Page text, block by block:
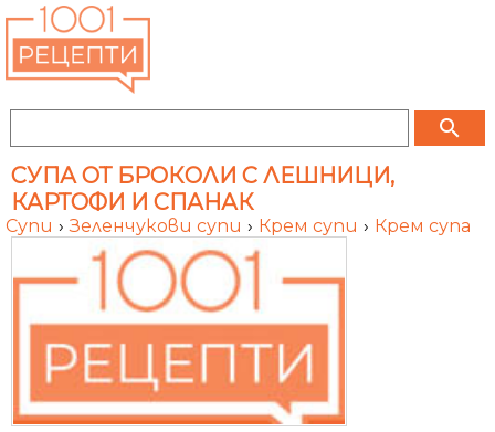
search
СУПА ОТ БРОКОЛИ С ЛЕШНИЦИ,
КАРТОФИ И СПАНАК
Супи › Зеленчукови супи › Крем супи › Крем супа